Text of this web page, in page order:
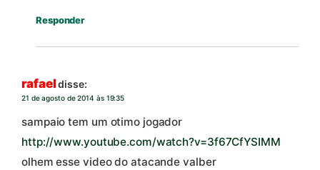
Responder
rafaeldisse:
21 de agosto de 2014 às 19:35
sampaio tem um otimo jogador
http://www.youtube.com/watch?v=3f67CfYSIMM
olhem esse video do atacande valber